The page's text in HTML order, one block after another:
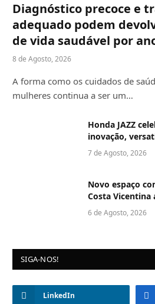
Diagnóstico precoce e
adequado podem
de vida saudável por
8 de Agosto, 2026
A forma como os cuidados de
mulheres continua a ser um…
Honda JAZZ
inovação,
7 de Agosto, 2026
Novo espaço
Costa Vicentina
6 de Agosto, 2026
SIGA-NOS!
LinkedIn